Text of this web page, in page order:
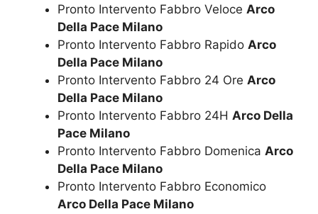
Pronto Intervento Fabbro Veloce Arco
Della Pace Milano
Pronto Intervento Fabbro Rapido Arco
Della Pace Milano
Pronto Intervento Fabbro 24 Ore Arco
Della Pace Milano
Pronto Intervento Fabbro 24H Arco Della
Pace Milano
Pronto Intervento Fabbro Domenica Arco
Della Pace Milano
Pronto Intervento Fabbro Economico
Arco Della Pace Milano